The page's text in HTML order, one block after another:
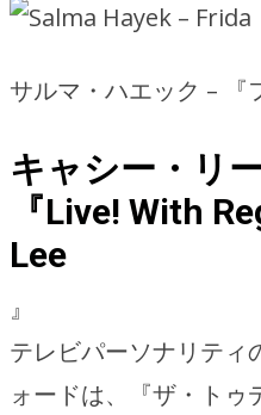
サルマ・ハエック – 『
キャシー・リ
『Live! With
Lee
』
テレビパーソナリティ
ォードは、『ザ・トゥ